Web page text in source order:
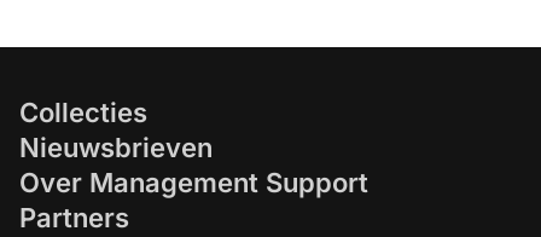
Collecties
Nieuwsbrieven
Over Management Support
Partners